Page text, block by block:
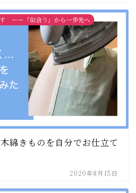
ーー「似合う」から一歩先へ
綿きものを自分でお仕立て
2020年8月15日